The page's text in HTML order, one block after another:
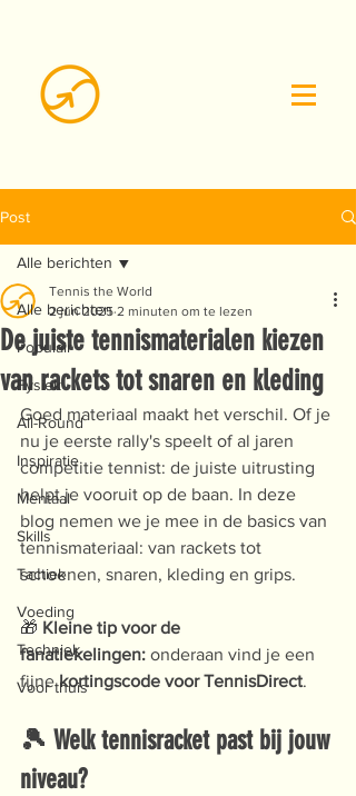
Post
Alle berichten
Populair
Fysiek
All-Round
Inspiratie
Mentaal
Skills
Tactiek
Voeding
Techniek
Voor thuis
Alle berichten
De juiste tennismaterialen kiezen
van rackets tot snaren en kleding
Tennis the World
2 jun 2025 2 minuten om te lezen
Goed materiaal maakt het verschil. Of je
nu je eerste rally's speelt of al jaren
competitie tennist: de juiste uitrusting
helpt je vooruit op de baan. In deze
blog nemen we je mee in de basics van
tennismateriaal: van rackets tot
schoenen, snaren, kleding en grips.
🎁 Kleine tip voor de
fanatiekelingen: onderaan vind je een
fijne kortingscode voor TennisDirect.
🎾 Welk tennisracket past bij jouw
niveau?